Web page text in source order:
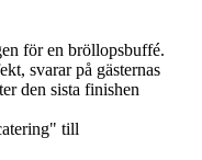
för en bröllopsbuffé.
svarar på gästernas
den sista finishen
till